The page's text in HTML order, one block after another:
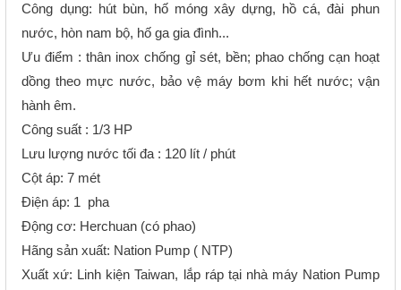
Công dụng: hút bùn, hố móng xây dựng, hồ cá, đài phun
nước, hòn nam bộ, hố ga gia đình...
Ưu điểm : thân inox chống gỉ sét, bền; phao chống cạn hoạt
dồng theo mực nước, bảo vệ máy bơm khi hết nước; vận
hành êm.
Công suất : 1/3 HP
Lưu lượng nước tối đa : 120 lít / phút
Cột áp: 7 mét
Điện áp: 1 pha
Động cơ: Herchuan (có phao)
Hãng sản xuất: Nation Pump ( NTP)
Xuất xứ: Linh kiện Taiwan, lắp ráp tại nhà máy Nation Pump